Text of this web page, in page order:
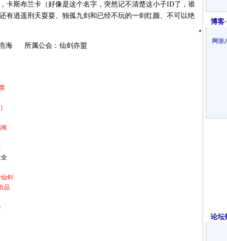
斯布兰卡（好像是这个名字，突然记不清楚这小子ID了，谁
有逍遥刑天耍耍、独孤九剑和已经不玩的一剑红颜、不可以绝
所属公会：仙剑亦盟
全
剑
品
博客
网游
论坛